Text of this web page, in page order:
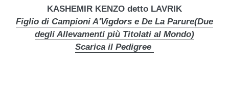
KASHEMIR KENZO detto LAVRIK
Figlio di Campioni A'Vigdors e De La Parure(Due
degli Allevamenti più Titolati al Mondo)
Scarica il Pedigree